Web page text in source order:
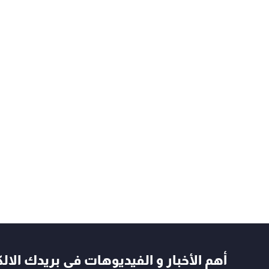
أهم الأخبار و الفيديوهات في بريدك